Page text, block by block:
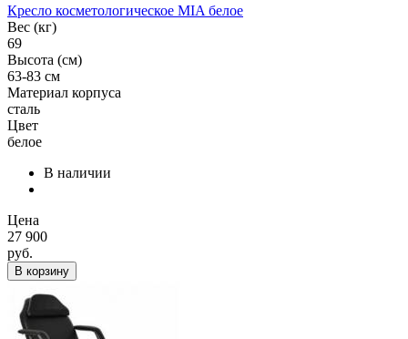
Кресло косметологическое MIA белое
Вес (кг)
69
Высота (см)
63-83 см
Материал корпуса
сталь
Цвет
белое
В наличии
Цена
27 900
руб.
В корзину